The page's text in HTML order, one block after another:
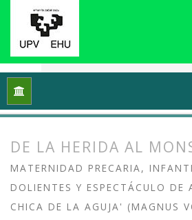
Inicio Vol. 14 Núm. 1
DE LA HERIDA AL
MATERNIDAD PRECARIA,
DOLIENTES Y ESPECTÁCULO
CHICA DE LA AGUJA' (MAGNUS